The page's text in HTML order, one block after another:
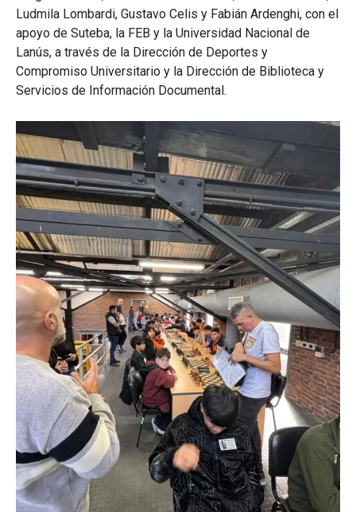
Ludmila Lombardi, Gustavo Celis y Fabián Ardenghi, con el
apoyo de Suteba, la FEB y la Universidad Nacional de
Lanús, a través de la Dirección de Deportes y
Compromiso Universitario y la Dirección de Biblioteca y
Servicios de Información Documental.